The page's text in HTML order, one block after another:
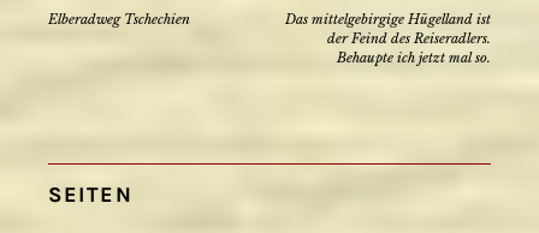
Elberadweg Tschechien
Das mittelgebirgige Hügelland ist
der Feind des Reiseradlers.
Behaupte ich jetzt mal so.
SEITEN